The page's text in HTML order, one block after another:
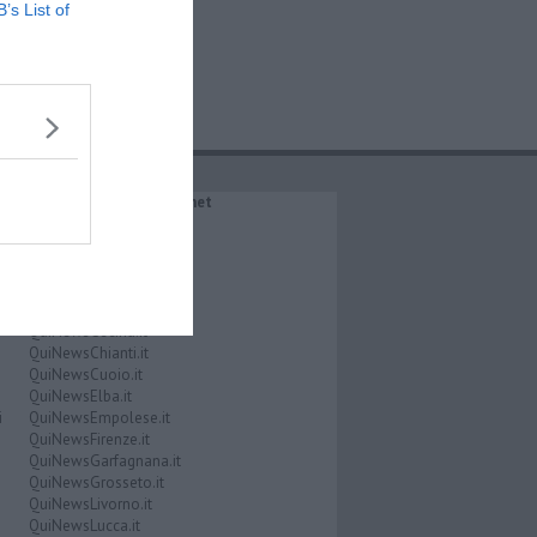
List of
IL NETWORK QuiNews.net
QuiNewsAmiata.it
QuiNewsCecina.it
QuiNewsChianti.it
QuiNewsCuoio.it
QuiNewsElba.it
QuiNewsEmpolese.it
QuiNewsFirenze.it
QuiNewsGarfagnana.it
QuiNewsGrosseto.it
QuiNewsLivorno.it
QuiNewsLucca.it